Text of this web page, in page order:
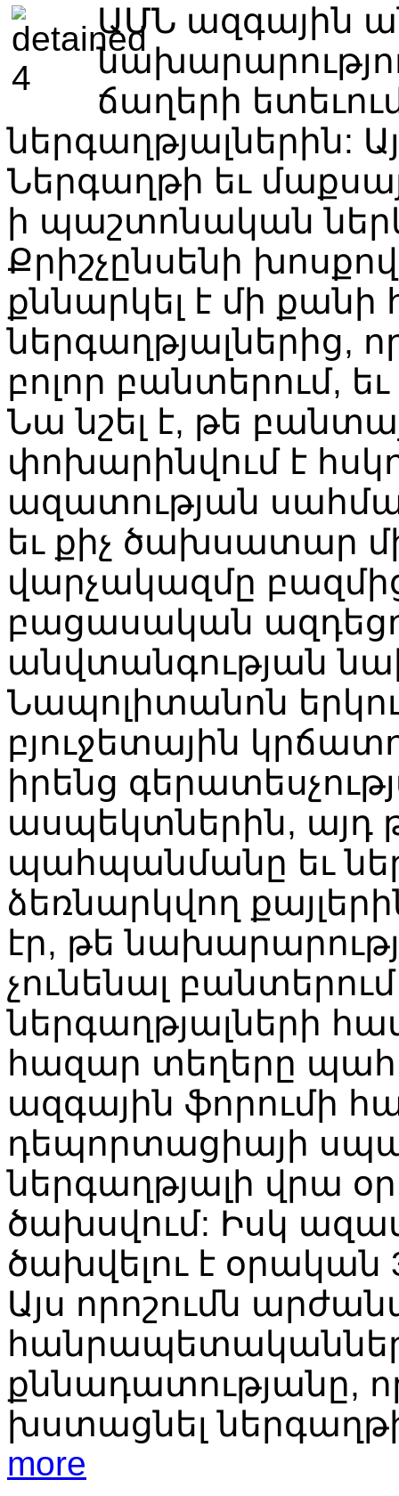
ԱՄՆ ազգային
ճաղերի
ներգաղթյալներին:
Ներգաղթի եւ
ի պաշտոնական
Քրիշչընսենի
քննարկել է մի քանի
ներգաղթյալներից,
բոլոր բանտերում,
Նա նշել է, թե
փոխարինվում է
ազատության
եւ քիչ ծախսատար
վարչակազմը
բացասական
անվտանգության
Նապոլիտանոն
բյուջետային
իրենց
ասպեկտներին, այդ
պահպանմանը եւ
ձեռնարկվող
էր, թե
չունենալ
ներգաղթյալների
հազար տեղերը
ազգային ֆորումի
դեպորտացիայի
ներգաղթյալի վրա
ծախսվում: Իսկ
ծախվելու է օրական
Այս որոշումն
քննադատությանը,
խստացնել
more